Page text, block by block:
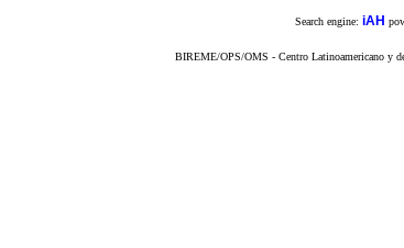
Search engine: iAH
BIREME/OPS/OMS - Centro Latinoamericano y